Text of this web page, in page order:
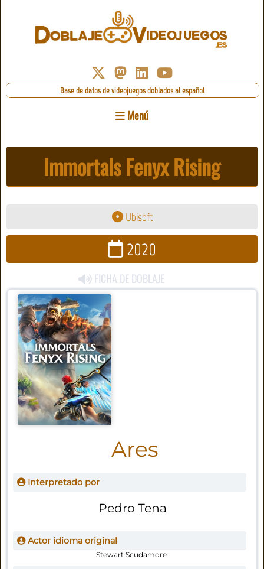
Base de datos de videojuegos doblados al español
Menú
Immortals Fenyx Rising
Ubisoft
2020
FICHA DE DOBLAJE
Ares
Interpretado por
Pedro Tena
Actor idioma original
Stewart Scudamore